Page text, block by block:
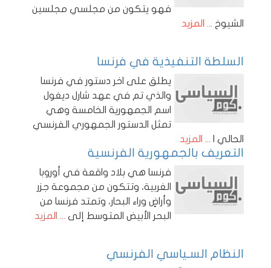
فهو يتكون من مجلسي مجلسين
الشيوخ ... المزيد
السلطة التنفيذية في فرنسا
يطلق على اخر دستور في فرنسا
والذي تم في عهد شارل ديغول
اسم الجمهورية الخامسة وهي
تمثل الدستور الجمهوري الفرنسي
الحالي ا ... المزيد
التعريف بالجمهورية الفرنسية
فرنسا هي بلاد واقعة في أوروبا
الغربية، وتتكون من مجموعة جزر
وأراضٍ وراء البحار، وتمتد فرنسا من
البحر الأبيض المتوسط إلى ... المزيد
النظام السـياسي الفرنسي